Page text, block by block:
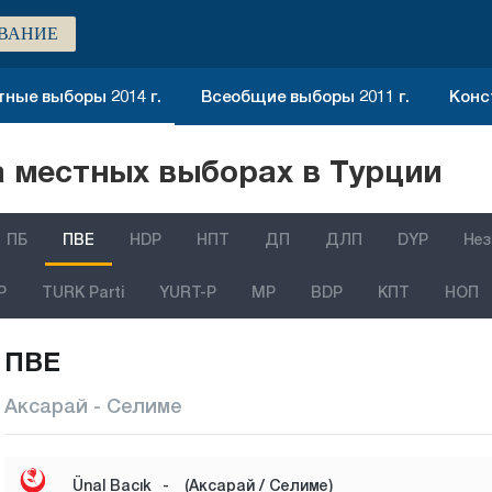
выборы 2014 г. Всеобщие выборы 2011 г.
выборах в Турции
ПБ ПВЕ HDP НПТ ДП ДЛП DYP
TURK Parti YURT-P MP BDP КПТ НОП
ПВЕ
Аксарай - Селиме
Ünal Bacık - (Аксарай / Селиме)